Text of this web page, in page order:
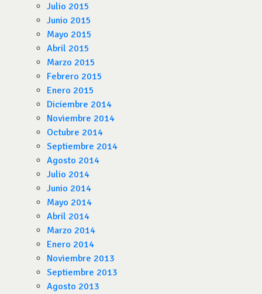
Julio 2015
Junio 2015
Mayo 2015
Abril 2015
Marzo 2015
Febrero 2015
Enero 2015
Diciembre 2014
Noviembre 2014
Octubre 2014
Septiembre 2014
Agosto 2014
Julio 2014
Junio 2014
Mayo 2014
Abril 2014
Marzo 2014
Enero 2014
Noviembre 2013
Septiembre 2013
Agosto 2013